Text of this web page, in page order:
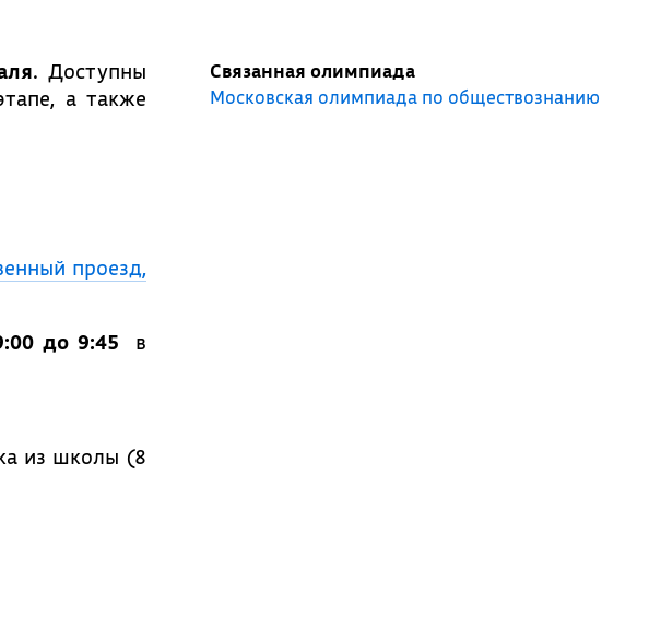
. Доступны
а также
проезд,
до 9:45
в
из школы (8
Связанная олимпиада
Московская олимпиада по обществознанию